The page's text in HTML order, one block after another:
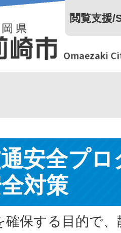
閲覧支援
安全プ
対策
確保する目的で